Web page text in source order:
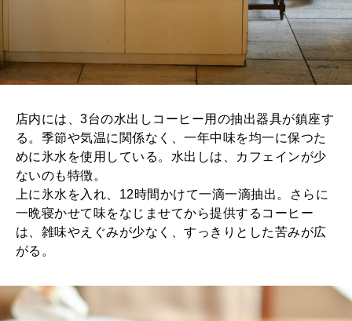
店内には、3台の水出しコーヒー用の抽出器具が鎮座す
る。季節や気温に関係なく、一年中味を均一に保つた
めに氷水を使用している。水出しは、カフェインが少
ないのも特徴。
上に氷水を入れ、12時間かけて一滴一滴抽出。さらに
一晩寝かせて味をなじませてから提供するコーヒー
は、雑味やえぐみが少なく、すっきりとした苦みが広
がる。